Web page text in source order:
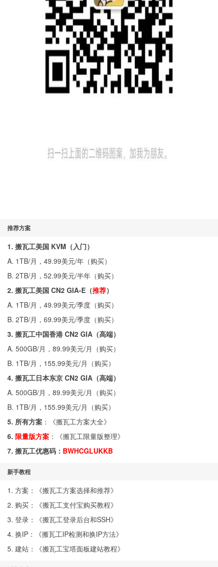
推荐方案
1. 搬瓦工美国 KVM（入门）
A. 1TB/月，49.99美元/年（购买）
B. 2TB/月，52.99美元/半年（购买）
2. 搬瓦工美国 CN2 GIA-E（推荐）
A. 1TB/月，49.99美元/季度（购买）
B. 2TB/月，69.99美元/季度（购买）
3. 搬瓦工中国香港 CN2 GIA（高端）
A. 500GB/月，89.99美元/月（购买）
B. 1TB/月，155.99美元/月（购买）
4. 搬瓦工日本东京 CN2 GIA（高端）
A. 500GB/月，89.99美元/月（购买）
B. 1TB/月，155.99美元/月（购买）
5. 所有方案 ：《搬瓦工方案大全》
6. 限量版方案 ：《搬瓦工限量版整理》
7. 搬瓦工优惠码： BWHCGLUKKB
新手教程
1. 方案：《搬瓦工方案选择和推荐》
2. 购买：《搬瓦工支付宝购买教程》
3. 登录：《搬瓦工登录后台和SSH》
4. 换IP：《搬瓦工IP检测和换IP方法》
5. 建站：《搬瓦工宝塔面板建站教程》